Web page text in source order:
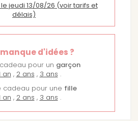
jeudi 13/08/26 (voir tarifs et
délais)
manque d'idées ?
pour un garçon
an , 2 ans , 3 ans .
cadeau pour une fille
an , 2 ans , 3 ans .